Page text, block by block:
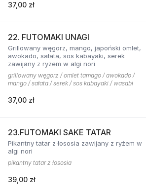
37,00 zł
22. FUTOMAKI UNAGI
Grillowany węgorz, mango, japoński omlet,
awokado, sałata, sos kabayaki, serek
zawijany z ryżem w algi nori
grillowany węgorz / omlet tamago / awokado /
mango / sałata / serek / sos kabayaki / wasabi
37,00 zł
23.FUTOMAKI SAKE TATAR
Pikantny tatar z łososia zawijany z ryżem w
algi nori
pikantny tatar z łososia
39,00 zł